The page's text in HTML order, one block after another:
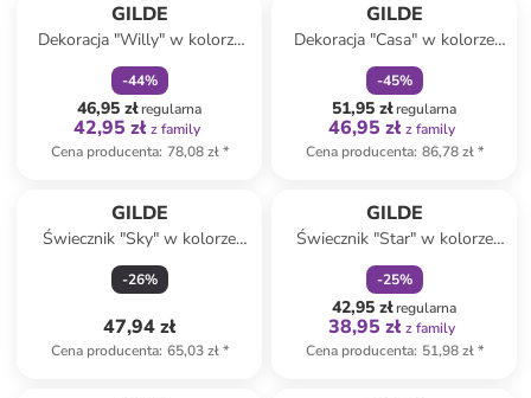
GILDE
Dekoracja "Willy" w kolorze
czerwono-białym - 30 x 67 x
6 cm
-44%
46,95 złregularna
42,95 zł z family
Cena producenta: 78,08 zł*
GILDE
Dekoracja "Casa" w kolorze
brązowo-szarym - 25,5 x 15 x
5 cm
-45%
51,95 złregularna
46,95 zł z family
Cena producenta: 86,78 zł*
GILDE
Świecznik "Sky" w kolorze
granatowym - wys. 10 cm
-26%
47,94 zł
Cena producenta: 65,03 zł*
GILDE
Świecznik "Star" w kolorze
złoto-białym - 12 x 12 x 9 cm
-25%
42,95 złregularna
38,95 zł z family
Cena producenta: 51,98 zł*